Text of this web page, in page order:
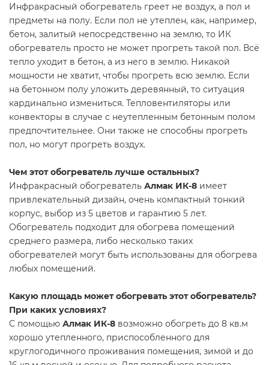
Инфракрасный обогреватель греет не воздух, а пол и
предметы на полу. Если пол не утеплен, как, например,
бетон, залитый непосредственно на землю, то ИК
обогреватель просто не может прогреть такой пол. Всё
тепло уходит в бетон, а из него в землю. Никакой
мощности не хватит, чтобы прогреть всю землю. Если
на бетонном полу уложить деревянный, то ситуация
кардинально измениться. Тепловентиляторы или
конвекторы в случае с неутепленным бетонным полом
предпочтительнее. Они также не способны прогреть
пол, но могут прогреть воздух.
Чем этот обогреватель лучше остальных?
Инфракрасный обогреватель Алмак ИК-8 имеет
привлекательный дизайн, очень компактный тонкий
корпус, выбор из 5 цветов и гарантию 5 лет.
Обогреватель подходит для обогрева помещений
среднего размера, либо несколько таких
обогревателей могут быть использованы для обогрева
любых помещений.
Какую площадь может обогревать этот обогреватель?
При каких условиях?
C помощью Алмак ИК-8 возможно обогреть до 8 кв.м
хорошо утепленного, приспособленного для
круглогодичного проживания помещения, зимой и до